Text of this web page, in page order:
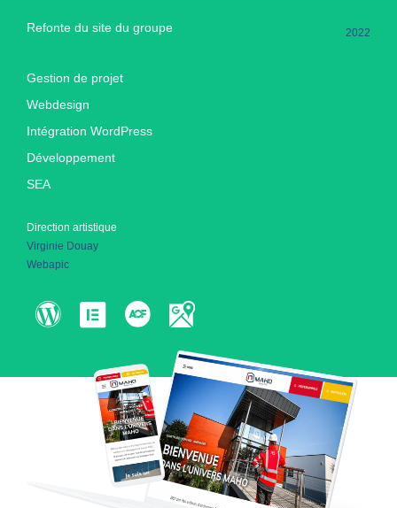
Refonte du site du groupe
Gestion de projet
Webdesign
Intégration WordPress
Développement
SEA
2022
Direction artistique
Virginie Douay
Webapic